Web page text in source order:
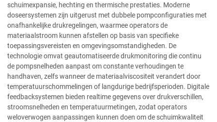
schuimexpansie, hechting en thermische prestaties. Moderne
doseersystemen zijn uitgerust met dubbele pompconfiguraties met
onafhankelijke drukregelingen, waarmee operators de
materiaalstroom kunnen afstellen op basis van specifieke
toepassingsvereisten en omgevingsomstandigheden. De
technologie omvat geautomatiseerde drukmonitoring die continu
de pompsnelheden aanpast om constante verhoudingen te
handhaven, zelfs wanneer de materiaalviscositeit verandert door
temperatuurschommelingen of langdurige bedrijfsperioden. Digitale
feedbacksystemen bieden realtime gegevens over drukverschillen,
stroomsnelheden en temperatuurmetingen, zodat operators
weloverwogen aanpassingen kunnen doen om de schuimkwaliteit